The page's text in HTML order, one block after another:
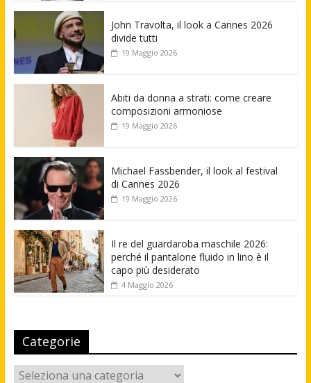
John Travolta, il look a Cannes 2026
divide tutti
19 Maggio 2026
Abiti da donna a strati: come creare
composizioni armoniose
19 Maggio 2026
Michael Fassbender, il look al festival
di Cannes 2026
19 Maggio 2026
Il re del guardaroba maschile 2026:
perché il pantalone fluido in lino è il
capo più desiderato
4 Maggio 2026
Categorie
Categorie